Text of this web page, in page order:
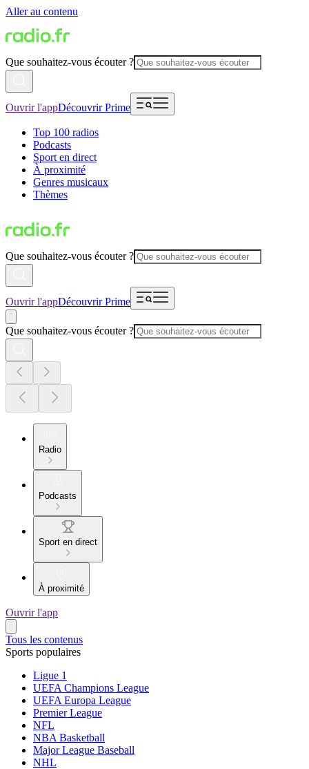
Aller au contenu
Que souhaitez-vous écouter ?
Ouvrir l'appDécouvrir Prime
Top 100 radios
Podcasts
Sport en direct
À proximité
Genres musicaux
Thèmes
Que souhaitez-vous écouter ?
Ouvrir l'appDécouvrir Prime
Que souhaitez-vous écouter ?
Radio
Podcasts
Sport en direct
À proximité
Ouvrir l'app
Tous les contenus
Sports populaires
Ligue 1
UEFA Champions League
UEFA Europa League
Premier League
NFL
NBA Basketball
Major League Baseball
NHL